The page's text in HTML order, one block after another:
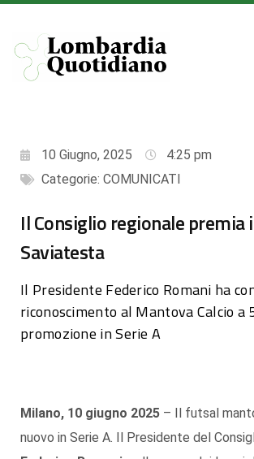
10 Giugno, 2025
4:25 pm
Categorie: COMUNICATI
Il Consiglio regionale premia
Saviatesta
Il Presidente Federico Romani ha
riconoscimento al Mantova Calcio a
promozione in Serie A
Milano, 10 giugno 2025 – Il futsal
nuovo in Serie A. Il Presidente del